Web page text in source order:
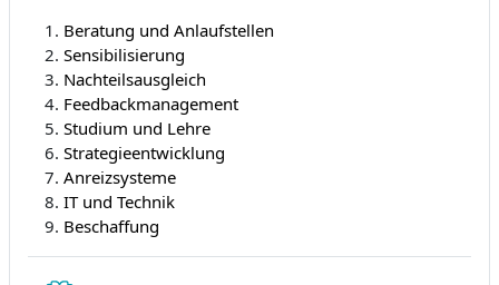
Beratung und Anlaufstellen
Sensibilisierung
Nachteilsausgleich
Feedbackmanagement
Studium und Lehre
Strategieentwicklung
Anreizsysteme
IT und Technik
Beschaffung